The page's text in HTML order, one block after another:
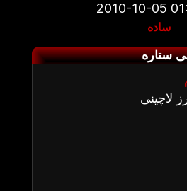
2010-10-05
ساده
ستاره
لاچینی